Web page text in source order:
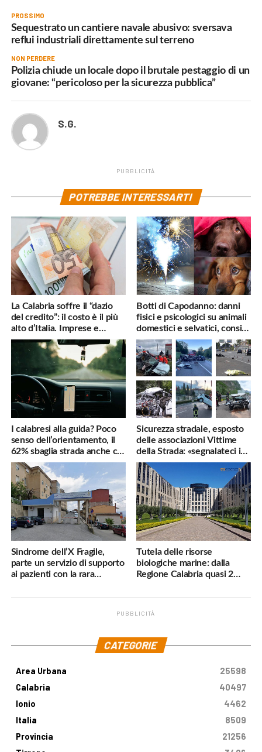
PROSSIMO
Sequestrato un cantiere navale abusivo: sversava
reflui industriali direttamente sul terreno
NON PERDERE
Polizia chiude un locale dopo il brutale pestaggio di un
giovane: “pericoloso per la sicurezza pubblica”
S.G.
PUBBLICITÀ
POTREBBE INTERESSARTI
La Calabria soffre il “dazio
del credito”: il costo è il più
alto d’Italia. Imprese e
famiglie penalizzate
Botti di Capodanno: danni
fisici e psicologici su animali
domestici e selvatici, consigli
utili
I calabresi alla guida? Poco
senso dell’orientamento, il
62% sbaglia strada anche col
navigatore
Sicurezza stradale, esposto
delle associazioni Vittime
della Strada: «segnalateci i
pericoli, interverremo
subito»
Sindrome dell’X Fragile,
parte un servizio di supporto
ai pazienti con la rara
Tutela delle risorse
biologiche marine: dalla
Regione Calabria quasi 2
PUBBLICITÀ
CATEGORIE
Area Urbana
25598
Calabria
40497
Ionio
4462
Italia
8509
Provincia
21256